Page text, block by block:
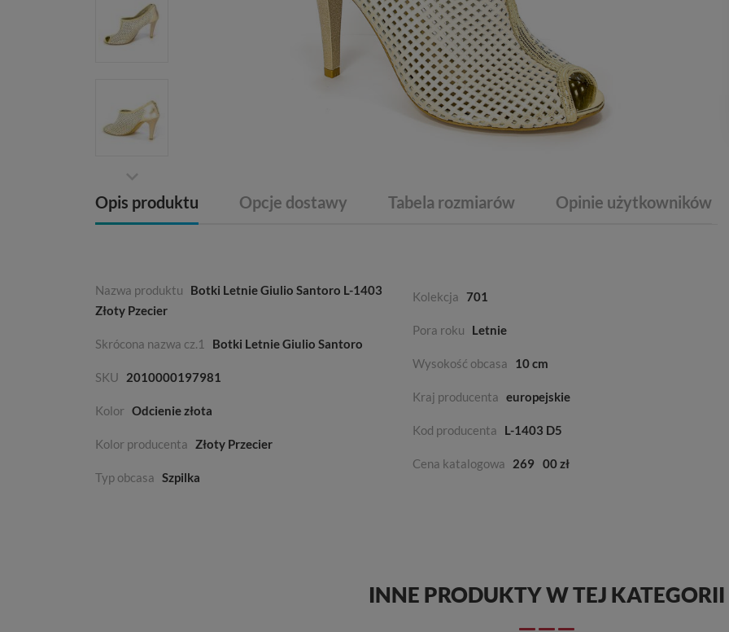
Opis produktu Opcje dostawy Tabela rozmiarów Opinie użytkowników
Nazwa produktu
Botki Letnie Giulio Santoro L-1403
Złoty Pzecier
Skrócona nazwa cz.1 Botki Letnie Giulio Santoro
SKU 2010000197981
Kolor Odcienie złota
Kolor producenta Złoty Przecier
Typ obcasa Szpilka
Kolekcja 701
Pora roku Letnie
Wysokość obcasa 10 cm
Kraj producenta europejskie
Kod producenta L-1403 D5
Cena katalogowa 269 00 zł
INNE PRODUKTY W TEJ KATEGORII